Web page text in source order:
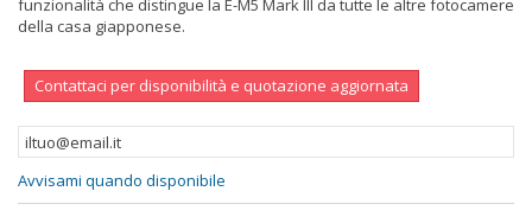
funzionalità che distingue la E-M5 Mark III da tutte le altre fotocamere
della casa giapponese.
Contattaci per disponibilità e quotazione aggiornata
Avvisami quando disponibile